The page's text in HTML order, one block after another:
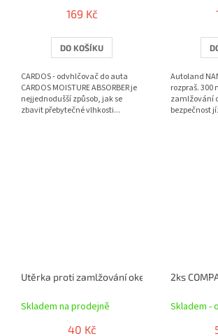
169 Kč
DO KOŠÍKU
CARDOS - odvhlčovač do auta
CARDOS MOISTURE ABSORBER je
nejjednodušší způsob, jak se
zbavit přebytečné vlhkosti...
Autoland
rozpraš. 300
zamlžování
bezpečnost
Utěrka proti zamlžování oken 30x27,5 cm
Skladem na prodejně
40 Kč
2ks
Skladem -